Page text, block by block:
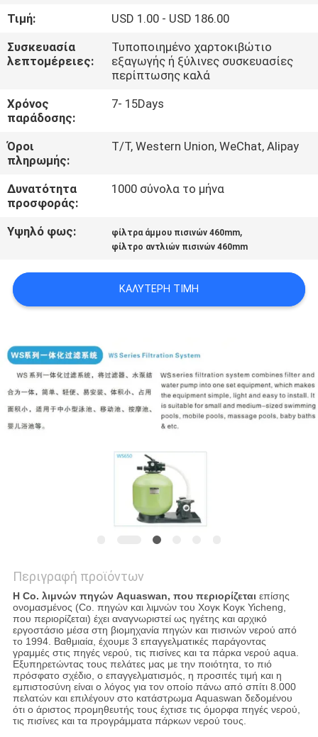
ΜΑΣ
ΕΛΆΤΕ
ΣΕ
ΜΕ
ΖΗΤΉΣΤΕ
ΈΝΑ
ΑΠΌΣΠΑΣΜΑ
SITEMAP
PRIVACY
POLICY
Τιμή:
USD 1.00 - USD 186.00
Συσκευασία
λεπτομέρειες:
Τυποποιημένο χαρτοκιβώτιο
εξαγωγής ή ξύλινες συσκευασίες
περίπτωσης καλά
Χρόνος
παράδοσης:
7- 15Days
Όροι
πληρωμής:
T/T, Western Union, WeChat, Alipay
Δυνατότητα
προσφοράς:
1000 σύνολα το μήνα
Υψηλό φως: φίλτρα άμμου πισινών 460mm,
φίλτρο αντλιών πισινών 460mm
ΚΑΛΎΤΕΡΗ ΤΙΜΉ
Περιγραφή προϊόντων
Η Co. λιμνών πηγών Aquaswan, που περιορίζεταιεπίσης
ονομασμένος (Co. πηγών και λιμνών του Χογκ Κογκ Yicheng,
που περιορίζεται) έχει αναγνωριστεί ως ηγέτης και αρχικό
εργοστάσιο μέσα στη βιομηχανία πηγών και πισινών νερού από
το 1994. Βαθμιαία, έχουμε 3 επαγγελματικές παράγοντας
γραμμές στις πηγές νερού, τις πισίνες και τα πάρκα νερού aqua.
Εξυπηρετώντας τους πελάτες μας με την ποιότητα, το πιό
πρόσφατο σχέδιο, ο επαγγελματισμός, η προσιτές τιμή και η
εμπιστοσύνη είναι ο λόγος για τον οποίο πάνω από σπίτι 8.000
πελατών και επιλέγουν στο κατάστρωμα Aquaswan δεδομένου
ότι ο άριστος προμηθευτής τους έχτισε τις όμορφα πηγές νερού,
τις πισίνες και τα προγράμματα πάρκων νερού τους.